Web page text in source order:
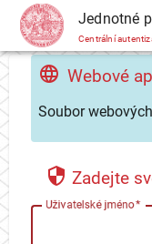
CAS Jednotné
Centrální
Webové
Soubor
Zadejte
Uživatelské jméno